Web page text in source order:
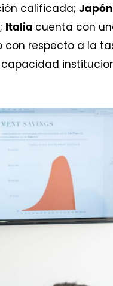
calificada; Japón
Italia cuenta con
con respecto a la